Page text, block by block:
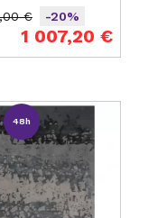
base
€
-20%
1 007,20 €
48h